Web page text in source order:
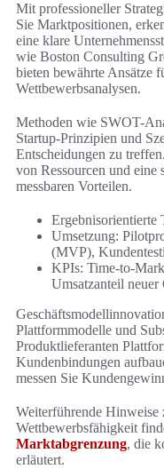
Mit professioneller
Sie Marktpositionen,
eine klare
wie Boston Consulting
bieten bewährte Ansätze
Wettbewerbsanalysen.
Methoden wie SWOT-
Startup-Prinzipien und
Entscheidungen zu
von Ressourcen und eine
messbaren Vorteilen.
Ergebnisorientierte
Umsetzung:
(MVP),
KPIs: Time-to-
Umsatzanteil neuer
Plattformmodelle und
Produktlieferanten
Kundenbindungen
messen Sie
Weiterführende
Wettbewerbsfähigkeit
Marktabgrenzung, die
erläutert.